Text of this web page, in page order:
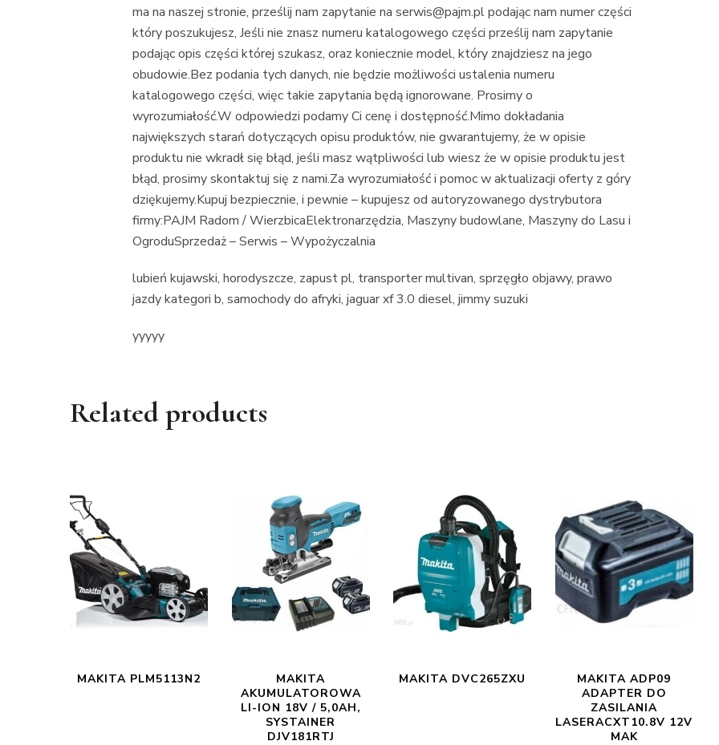
ma na naszej stronie, prześlij nam zapytanie na serwis@pajm.pl podając nam numer części
który poszukujesz, Jeśli nie znasz numeru katalogowego części prześlij nam zapytanie
podając opis części której szukasz, oraz koniecznie model, który znajdziesz na jego
obudowie.Bez podania tych danych, nie będzie możliwości ustalenia numeru
katalogowego części, więc takie zapytania będą ignorowane. Prosimy o
wyrozumiałość.W odpowiedzi podamy Ci cenę i dostępność.Mimo dokładania
największych starań dotyczących opisu produktów, nie gwarantujemy, że w opisie
produktu nie wkradł się błąd, jeśli masz wątpliwości lub wiesz że w opisie produktu jest
błąd, prosimy skontaktuj się z nami.Za wyrozumiałość i pomoc w aktualizacji oferty z góry
dziękujemy.Kupuj bezpiecznie, i pewnie – kupujesz od autoryzowanego dystrybutora
firmy:PAJM Radom / WierzbicaElektronarzędzia, Maszyny budowlane, Maszyny do Lasu i
OgroduSprzedaż – Serwis – Wypożyczalnia
lubień kujawski, horodyszcze, zapust pl, transporter multivan, sprzęgło objawy, prawo
jazdy kategori b, samochody do afryki, jaguar xf 3.0 diesel, jimmy suzuki
yyyyy
Related products
MAKITA PLM5113N2
MAKITA
AKUMULATOROWA
LI-ION 18V / 5,0AH,
SYSTAINER
DJV181RTJ
MAKITA DVC265ZXU
MAKITA ADP09
ADAPTER DO
ZASILANIA
LASERACXT10.8V 12V
MAK